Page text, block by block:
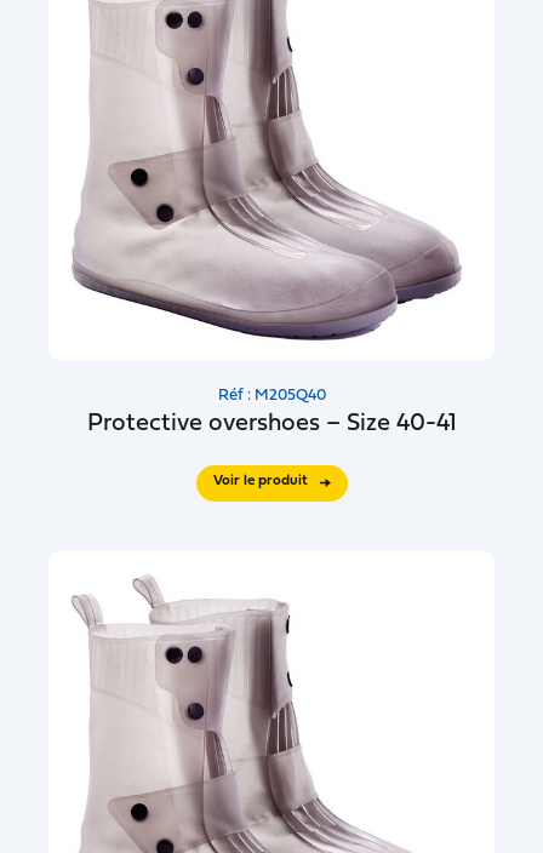
Réf : M205Q40
Protective overshoes – Size 40-41
Voir le produit